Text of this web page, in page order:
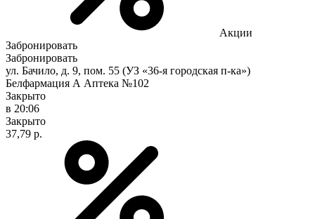
Акции
Забронировать
Забронировать
ул. Бачило, д. 9, пом. 55 (УЗ «36-я городская п-ка»)
Белфармация А Аптека №102
Закрыто
в 20:06
Закрыто
37,79 р.